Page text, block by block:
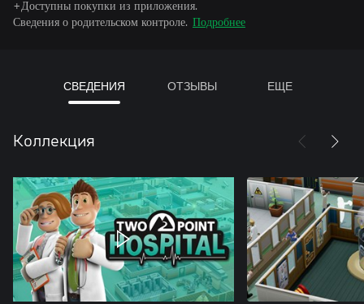
+Доступны покупки из приложения.
Сведения о родительском контроле. Подробнее
СВЕДЕНИЯ ОТЗЫВЫ ЕЩЕ
Коллекция